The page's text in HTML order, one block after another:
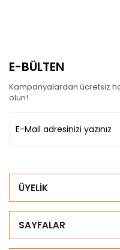
E-BÜLTEN
Kampanyalardan ücretsiz
olun!
ÜYELİK
SAYFALAR